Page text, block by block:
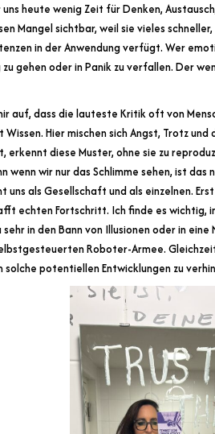
heute wenig Zeit für Denken,
Mangel sichtbar, weil sie vieles
in der Anwendung verfügt. Wer
gehen oder in Panik zu verfallen. Der
auf, dass die lauteste Kritik oft von
Wissen. Hier mischen sich Angst, Trotz
erkennt diese Muster, ohne sie zu
wenn wir nur das Schlimme sehen, ist
uns als Gesellschaft und als einzelnen.
echten Fortschritt. Ich finde es wichtig,
in den Bann von Illusionen oder in
Roboter-Armee.
solche potentiellen Entwicklungen zu